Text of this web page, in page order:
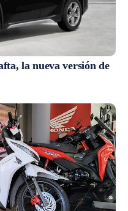
la nueva versión de